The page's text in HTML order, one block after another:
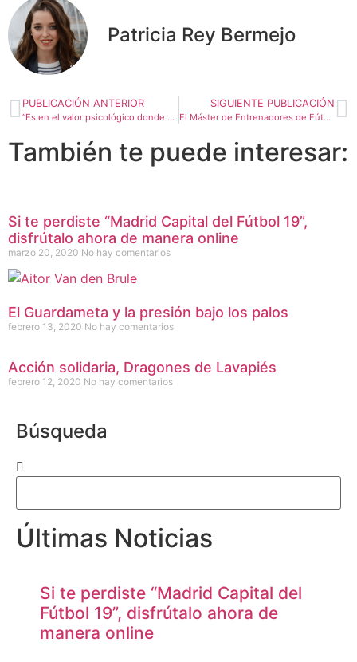
Patricia Rey Bermejo
PUBLICACIÓN ANTERIOR
“Es en el valor psicológico donde asumes más riesgo cuando contratas a un jugador”
SIGUIENTE PUBLICACIÓN
El Máster de Entrenadores de Fútbol está llegando al final de su segunda edición
También te puede interesar:
Si te perdiste “Madrid Capital del Fútbol 19”,
disfrútalo ahora de manera online
marzo 20, 2020 No hay comentarios
El Guardameta y la presión bajo los palos
febrero 13, 2020 No hay comentarios
Acción solidaria, Dragones de Lavapiés
febrero 12, 2020 No hay comentarios
Búsqueda
Últimas Noticias
Si te perdiste “Madrid Capital del
Fútbol 19”, disfrútalo ahora de
manera online